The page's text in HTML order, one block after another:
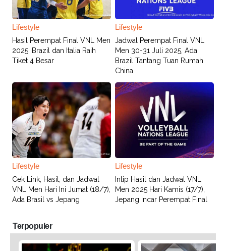
Lifestyle
Hasil Perempat Final VNL Men
2025: Brazil dan Italia Raih
Tiket 4 Besar
Lifestyle
Jadwal Perempat Final VNL
Men 30-31 Juli 2025, Ada
Brazil Tantang Tuan Rumah
China
Lifestyle
Cek Link, Hasil, dan Jadwal
VNL Men Hari Ini Jumat (18/7),
Ada Brasil vs Jepang
Lifestyle
Intip Hasil dan Jadwal VNL
Men 2025 Hari Kamis (17/7),
Jepang Incar Perempat Final
Terpopuler